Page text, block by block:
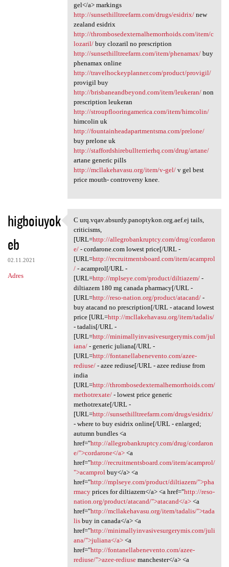
gel</a> markings
http://sunsethilltreefarm.com/drugs/esidrix/new
zealand esidrix
http://thrombosedexternalhemorrhoids.com/item/c
lozaril/buy clozaril no prescription
http://sunsethilltreefarm.com/item/phenamax/buy
phenamax online
http://travelhockeyplanner.com/product/provigil/
provigil buy
http://brisbaneandbeyond.com/item/leukeran/non
prescription leukeran
http://stroupflooringamerica.com/item/himcolin/
himcolin uk
http://fountainheadapartmentsma.com/prelone/
buy prelone uk
http://staffordshirebullterrierhq.com/drug/artane/
artane generic pills
http://mcllakehavasu.org/item/v-gel/v gel best
price mouth- controversy knee.
higboiuyok
eb
02.11.2021
Adres
C urq.vqav.absurdy.panoptykon
C urq.vqav.absurdy.panoptykon.org.aef.ej tails,
criticisms,
[URL=http://allegrobankruptcy.com/drug/cordaron
e/- cordarone.com lowest price[/URL -
[URL=http://recruitmentsboard.com/item/acamprol
/- acamprol[/URL -
[URL=http://mplseye.com/product/diltiazem/-
diltiazem 180 mg canada pharmacy[/URL -
[URL=http://reso-nation.org/product/atacand/-
buy atacand no prescription[/URL - atacand lowest
price [URL=http://mcllakehavasu.org/item/tadalis/
- tadalis[/URL -
[URL=http://minimallyinvasivesurgerymis.com/jul
iana/- generic juliana[/URL -
[URL=http://fontanellabenevento.com/azee-
rediuse/- azee rediuse[/URL - azee rediuse from
india
[URL=http://thrombosedexternalhemorrhoids.com/
methotrexate/- lowest price generic
methotrexate[/URL -
[URL=http://sunsethilltreefarm.com/drugs/esidrix/
- where to buy esidrix online[/URL - enlarged;
autumn bundles <a
href="http://allegrobankruptcy.com/drug/cordaron
e/">cordarone</a><a
href="http://recruitmentsboard.com/item/acamprol/
">acamprol buy</a> <a
href="http://mplseye.com/product/diltiazem/">pha
rmacyprices for diltiazem</a> <a href="http://reso-
nation.org/product/atacand/">atacand</a><a
href="http://mcllakehavasu.org/item/tadalis/">tada
lisbuy in canada</a> <a
href="http://minimallyinvasivesurgerymis.com/juli
ana/">juliana</a><a
href="http://fontanellabenevento.com/azee-
rediuse/">azee-rediusemanchester</a> <a